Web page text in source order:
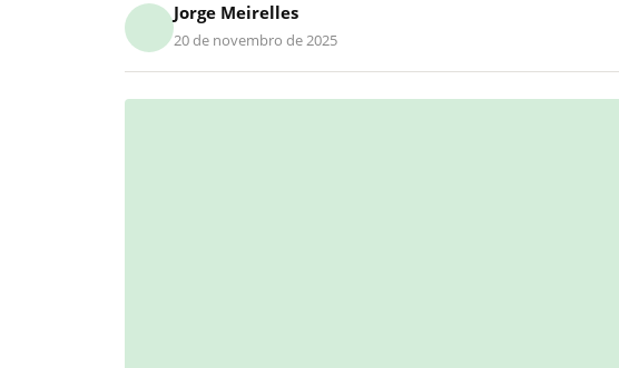
Jorge Meirelles
20 de novembro de 2025